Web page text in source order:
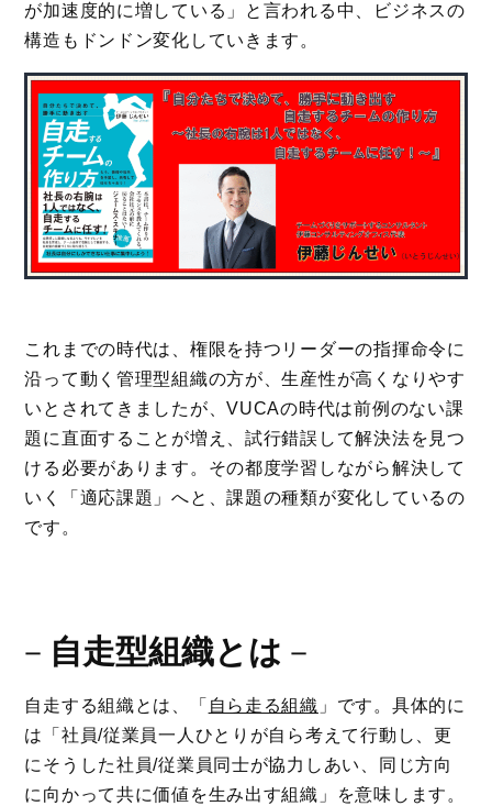
が加速度的に増している」と言われる中、ビジネスの
構造もドンドン変化していきます。
これまでの時代は、権限を持つリーダーの指揮命令に
沿って動く管理型組織の方が、生産性が高くなりやす
いとされてきましたが、VUCAの時代は前例のない課
題に直面することが増え、試行錯誤して解決法を見つ
ける必要があります。その都度学習しながら解決して
いく「適応課題」へと、課題の種類が変化しているの
です。
－ 自走型組織とは －
自走する組織とは、「 自ら走る組織 」です。具体的に
は「社員/従業員一人ひとりが自ら考えて行動し、更
にそうした社員/従業員同士が協力しあい、同じ方向
に向かって共に価値を生み出す組織」を意味します。